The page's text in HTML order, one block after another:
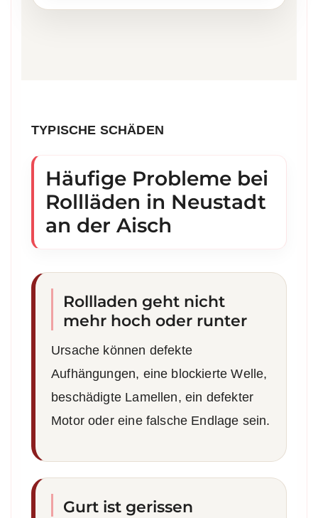
TYPISCHE SCHÄDEN
Häufige Probleme bei
Rollläden in Neustadt
an der Aisch
Rollladen geht nicht
mehr hoch oder runter
Ursache können defekte
Aufhängungen, eine blockierte Welle,
beschädigte Lamellen, ein defekter
Motor oder eine falsche Endlage sein.
Gurt ist gerissen